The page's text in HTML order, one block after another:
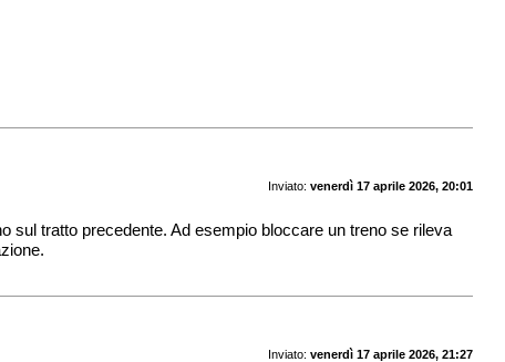
Inviato: venerdì 17 aprile 2026, 20:01
sul tratto precedente. Ad esempio bloccare un treno se rileva
Inviato: venerdì 17 aprile 2026, 21:27